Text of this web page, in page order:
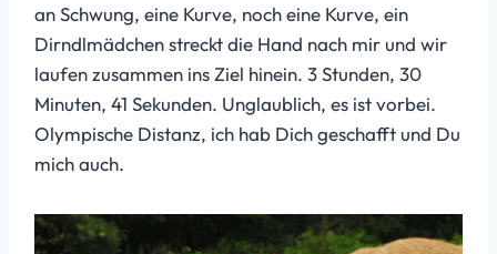
an Schwung, eine Kurve, noch eine Kurve, ein
Dirndlmädchen streckt die Hand nach mir und wir
laufen zusammen ins Ziel hinein. 3 Stunden, 30
Minuten, 41 Sekunden. Unglaublich, es ist vorbei.
Olympische Distanz, ich hab Dich geschafft und Du
mich auch.